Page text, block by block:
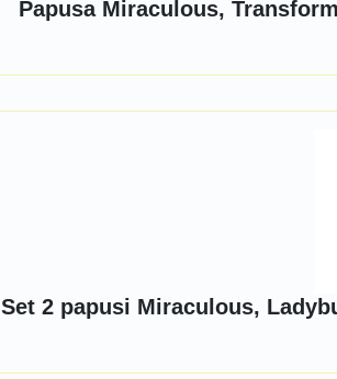
Papusa Miraculous,
Set 2 papusi Miraculous,